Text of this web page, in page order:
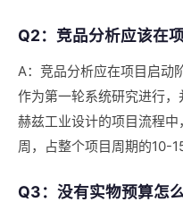
Q2：竞品分析应该在
A：竞品分析应在项目启动
作为第一轮系统研究进行，
赫兹工业设计的项目流程
周，占整个项目周期的10-
Q3：没有实物预算怎么